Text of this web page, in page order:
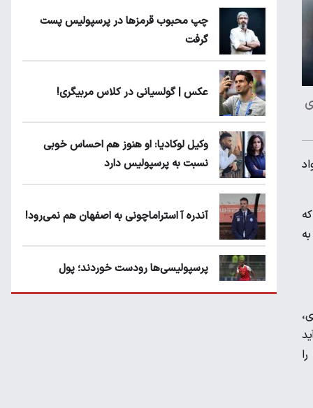
چپ محبوب قرمزها در پرسپولیس پست
گرفت
عکس | گولسیانی در کلاس مربیگری!
وکیل لوکادیا: او هنوز هم احساس خوبی
نسبت به پرسپولیس دارد
آندره آ استراماچونی به اصفهان هم نمی‌رود!
پرسپولیسی‌ها رودست خوردند؛ پول